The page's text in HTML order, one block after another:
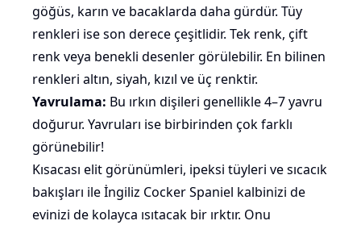
göğüs, karın ve bacaklarda daha gürdür. Tüy
renkleri ise son derece çeşitlidir. Tek renk, çift
renk veya benekli desenler görülebilir. En bilinen
renkleri altın, siyah, kızıl ve üç renktir.
Yavrulama: Bu ırkın dişileri genellikle 4–7 yavru
doğurur. Yavruları ise birbirinden çok farklı
görünebilir!
Kısacası elit görünümleri, ipeksi tüyleri ve sıcacık
bakışları ile İngiliz Cocker Spaniel kalbinizi de
evinizi de kolayca ısıtacak bir ırktır. Onu